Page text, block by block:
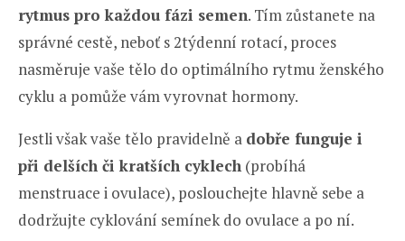
rytmus pro každou fázi semen. Tím zůstanete na
správné cestě, neboť s 2týdenní rotací, proces
nasměruje vaše tělo do optimálního rytmu ženského
cyklu a pomůže vám vyrovnat hormony.
Jestli však vaše tělo pravidelně a dobře funguje i
při delších či kratších cyklech (probíhá
menstruace i ovulace), poslouchejte hlavně sebe a
dodržujte cyklování semínek do ovulace a po ní.